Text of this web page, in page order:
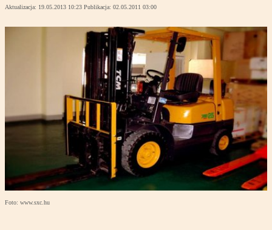
Aktualizacja: 19.05.2013 10:23 Publikacja: 02.05.2011 03:00
Foto: www.sxc.hu